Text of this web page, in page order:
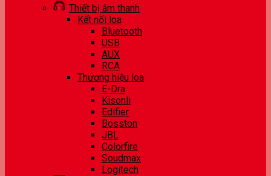
Thiết bị âm thanh
Kết nối loa
Bluetooth
USB
AUX
RCA
Thương hiệu loa
E-Dra
Kisonli
Edifier
Bosston
JBL
Colorfire
Soudmax
Logitech